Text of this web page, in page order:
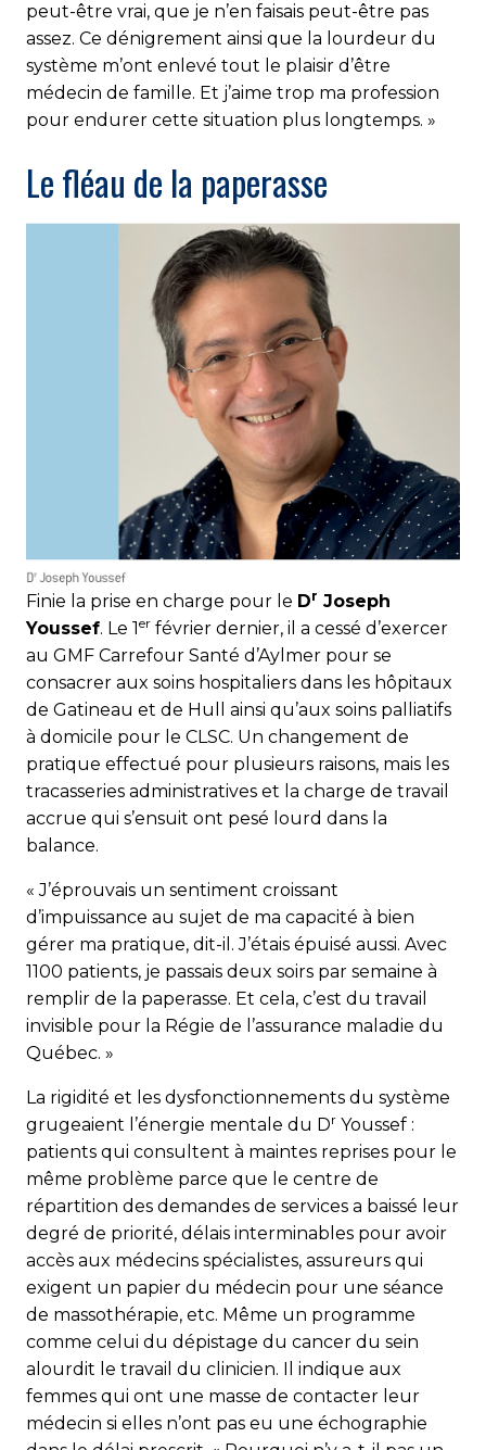
peut-être vrai, que je n’en faisais peut-être pas
assez. Ce dénigrement ainsi que la lourdeur du
système m’ont enlevé tout le plaisir d’être
médecin de famille. Et j’aime trop ma profession
pour endurer cette situation plus longtemps. »
Le fléau de la paperasse
Finie la prise en charge pour le Dr Joseph
Youssef. Le 1er février dernier, il a cessé d’exercer
au GMF Carrefour Santé d’Aylmer pour se
consacrer aux soins hospitaliers dans les hôpitaux
de Gatineau et de Hull ainsi qu’aux soins palliatifs
à domicile pour le CLSC. Un changement de
pratique effectué pour plusieurs raisons, mais les
tracasseries administratives et la charge de travail
accrue qui s’ensuit ont pesé lourd dans la
balance.
« J’éprouvais un sentiment croissant
d’impuissance au sujet de ma capacité à bien
gérer ma pratique, dit-il. J’étais épuisé aussi. Avec
1100 patients, je passais deux soirs par semaine à
remplir de la paperasse. Et cela, c’est du travail
invisible pour la Régie de l’assurance maladie du
Québec. »
La rigidité et les dysfonctionnements du système
grugeaient l’énergie mentale du Dr Youssef :
patients qui consultent à maintes reprises pour le
même problème parce que le centre de
répartition des demandes de services a baissé leur
degré de priorité, délais interminables pour avoir
accès aux médecins spécialistes, assureurs qui
exigent un papier du médecin pour une séance
de massothérapie, etc. Même un programme
comme celui du dépistage du cancer du sein
alourdit le travail du clinicien. Il indique aux
femmes qui ont une masse de contacter leur
médecin si elles n’ont pas eu une échographie